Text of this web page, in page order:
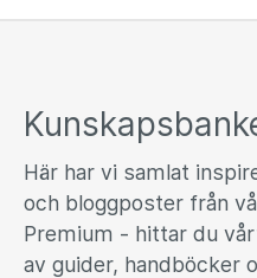
Här har vi samlat
och bloggposter från
Premium - hittar du
av guider, handböcker